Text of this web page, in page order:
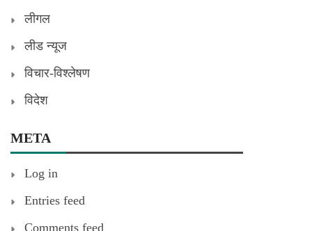
लीगल
लीड न्यूज
विचार-विश्लेषण
विदेश
META
Log in
Entries feed
Comments feed